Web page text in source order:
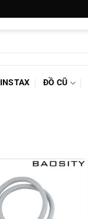
INSTAX ĐỒ CŨ